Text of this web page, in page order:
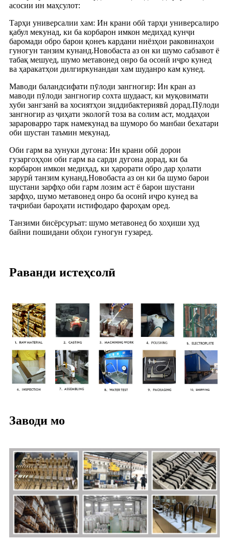
асосии ин маҳсулот:
Тарҳи универсалии хам: Ин крани обӣ тарҳи универсалиро
қабул мекунад, ки ба корбарон имкон медиҳад кунҷи
баромади обро барои қонеъ кардани ниёзҳои раковинаҳои
гуногун танзим кунанд.Новобаста аз он ки шумо сабзавот ё
табақ мешуед, шумо метавонед онро ба осонӣ иҷро кунед
ва ҳаракатҳои дилгиркунандаи хам шуданро кам кунед.
Маводи баландсифати пӯлоди зангногир: Ин кран аз
маводи пӯлоди зангногир сохта шудааст, ки муқовимати
хуби зангзанӣ ва хосиятҳои зиддибактериявӣ дорад.Пӯлоди
зангногир аз ҷиҳати экологӣ тоза ва солим аст, моддаҳои
зарароварро тарк намекунад ва шуморо бо манбаи бехатари
оби шустан таъмин мекунад.
Оби гарм ва хунуки дугона: Ин крани обӣ дорои
гузаргоҳҳои оби гарм ва сарди дугона дорад, ки ба
корбарон имкон медиҳад, ки ҳарорати обро дар ҳолати
зарурӣ танзим кунанд.Новобаста аз он ки ба шумо барои
шустани зарфҳо оби гарм лозим аст ё барои шустани
зарфҳо, шумо метавонед онро ба осонӣ иҷро кунед ва
таҷрибаи бароҳати истифодаро фароҳам оред.
Танзими бисёрсуръат: шумо метавонед бо хоҳиши худ
байни пошидани обҳои гуногун гузаред.
Раванди истеҳсолӣ
Заводи мо